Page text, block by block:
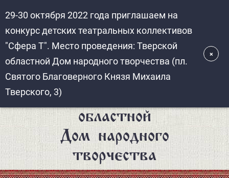
основному
содержанию
областной
Дом народного
творчества